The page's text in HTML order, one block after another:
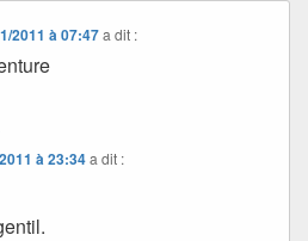
2011 à 07:47 a dit :
à 23:34a dit :